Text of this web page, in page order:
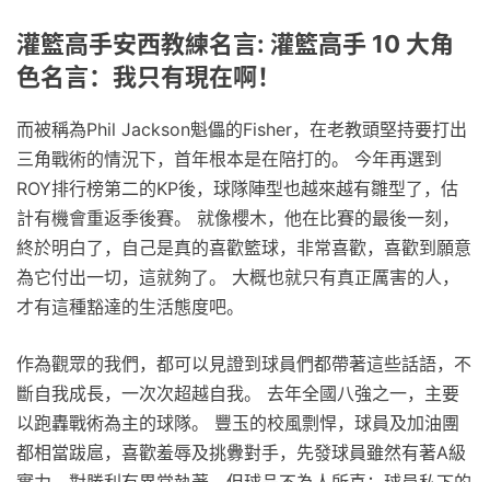
灌籃高手安西教練名言: 灌籃高手 10 大角
色名言：我只有現在啊！
而被稱為Phil Jackson魁儡的Fisher，在老教頭堅持要打出
三角戰術的情況下，首年根本是在陪打的。 今年再選到
ROY排行榜第二的KP後，球隊陣型也越來越有雛型了，估
計有機會重返季後賽。 就像櫻木，他在比賽的最後一刻，
終於明白了，自己是真的喜歡籃球，非常喜歡，喜歡到願意
為它付出一切，這就夠了。 大概也就只有真正厲害的人，
才有這種豁達的生活態度吧。
作為觀眾的我們，都可以見證到球員們都帶著這些話語，不
斷自我成長，一次次超越自我。 去年全國八強之一，主要
以跑轟戰術為主的球隊。 豐玉的校風剽悍，球員及加油團
都相當跋扈，喜歡羞辱及挑釁對手，先發球員雖然有著A級